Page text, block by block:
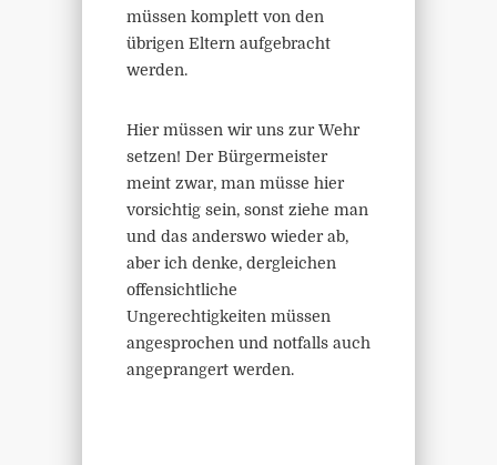
müssen komplett von den
übrigen Eltern aufgebracht
werden.
Hier müssen wir uns zur Wehr
setzen! Der Bürgermeister
meint zwar, man müsse hier
vorsichtig sein, sonst ziehe man
und das anderswo wieder ab,
aber ich denke, dergleichen
offensichtliche
Ungerechtigkeiten müssen
angesprochen und notfalls auch
angeprangert werden.